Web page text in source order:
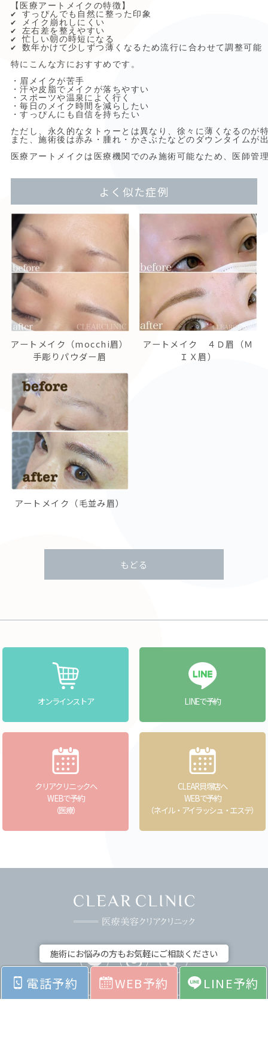
【医療アートメイクの特徴】
✔ すっぴんでも自然に整った印象
✔ メイク崩れしにくい
✔ 左右差を整えやすい
✔ 忙しい朝の時短になる
✔ 数年かけて少しずつ薄くなるため流行に合わせて調整可能
特にこんな方におすすめです。
・眉メイクが苦手
・汗や皮脂でメイクが落ちやすい
・スポーツや温泉によく行く
・毎日のメイク時間を減らしたい
・すっぴんにも自信を持ちたい
ただし、永久的なタトゥーとは異なり、徐々に薄くなるのが
また、施術後は赤み・腫れ・かさぶたなどのダウンタイムが
医療アートメイクは医療機関でのみ施術可能なため、医師管
よく似た症例
アートメイク（mocchi眉）
手彫りパウダー眉
アートメイク ４Ｄ眉（Ｍ
ＩＸ眉）
アートメイク（毛並み眉）
もどる
オンラインストア LINEで予約
クリアクリニックへ
WEBで予約
（医療）
CLEAR貝塚店へ
WEBで予約
（ネイル・アイラッシュ・エステ）
施術にお悩みの方もお気軽にご相談ください
電話予約 WEB予約 LINE予約